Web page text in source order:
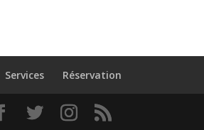
Services Réservation